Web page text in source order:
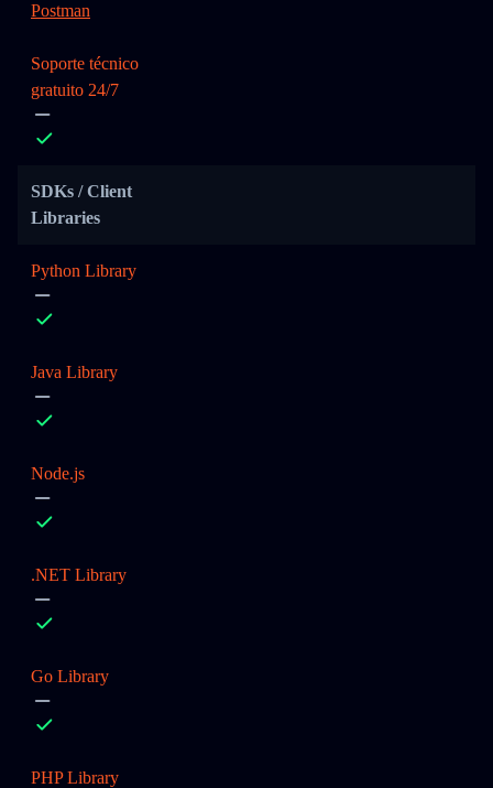
Postman
Soporte técnico
gratuito 24/7
SDKs / Client
Libraries
Python Library
Java Library
Node.js
.NET Library
Go Library
PHP Library